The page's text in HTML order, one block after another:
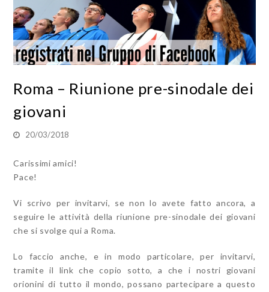
Roma – Riunione pre-sinodale dei
giovani
20/03/2018
Carissimi amici!
Pace!
Vi scrivo per invitarvi, se non lo avete fatto ancora, a
seguire le attività della riunione pre-sinodale dei giovani
che si svolge qui a Roma.
Lo faccio anche, e in modo particolare, per invitarvi,
tramite il link che copio sotto, a che i nostri giovani
orionini di tutto il mondo, possano partecipare a questo